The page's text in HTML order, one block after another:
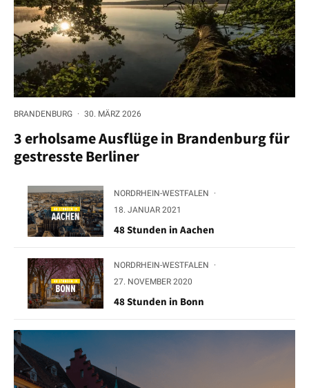
BRANDENBURG · 30. MÄRZ 2026
3 erholsame Ausflüge in Brandenburg für
gestresste Berliner
NORDRHEIN-WESTFALEN
·
18. JANUAR 2021
48 Stunden in Aachen
NORDRHEIN-WESTFALEN
·
27. NOVEMBER 2020
48 Stunden in Bonn